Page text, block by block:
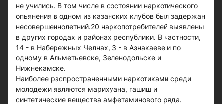
не учились. В том числе в состоянии наркотического
опьянения в одном из казанских клубов был задержан
несовершеннолетний.20 наркопотребителей выявлены
в других городах и районах республики. В частности,
14 - в Набережных Челнах, 3 - в Азнакаеве и по
одному в Альметьевске, Зеленодольске и
Нижнекамске.
Наиболее распространенными наркотиками среди
молодежи являются марихуана, гашиш и
синтетические вещества амфетаминового ряда.